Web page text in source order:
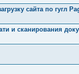
сайта по гугл
и сканирования